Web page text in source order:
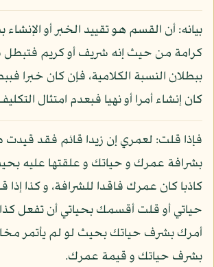
بيانه: أن القسم هو تقييد الخبر أو
كرامة من حيث إنه شريف أو كريم فتبطل
ببطلان النسبة الكلامية، فإن كان خبرا
كان إنشاء أمرا أو نهيا فبعدم امتثال
فإذا قلت: لعمري إن زيدا قائم فقد
بشرافة عمرك و حياتك و علقتها عليه
كاذبا كان عمرك فاقدا للشرافة، و كذا
حياتي أو قلت أقسمك بحياتي أن تفعل
أمرك بشرف حياتك بحيث لو لم يأتمر
بشرف حياتك و قيمة عمرك.